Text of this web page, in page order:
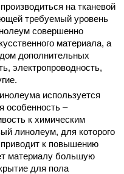
на тканевой
требуемый уровень
совершенно
материала, а
дополнительных
электропроводность,
используется
особенность –
к химическим
линолеум, для которого
к повышению
материалу большую
для пола